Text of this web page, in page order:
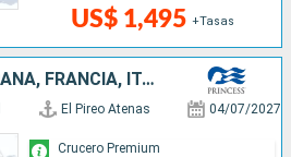
US$ 1,495 +Tasas
TURQUÍA, GRECIA, ESPAÑA, FRANCIA, ITALIA
El Pireo Atenas 04/07/2027
Crucero Premium